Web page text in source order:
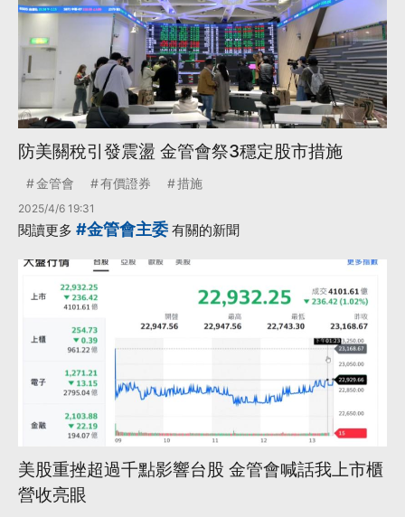
防美關稅引發震盪 金管會祭3穩定股市措施
金管會 有價證券 措施
2025/4/6 19:31
閱讀更多 #金管會主委 有關的新聞
美股重挫超過千點影響台股 金管會喊話我上市櫃
營收亮眼